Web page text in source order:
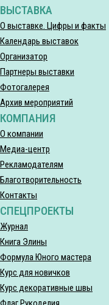
ВЫСТАВКА
О выставке. Цифры и факты
Календарь выставок
Организатор
Партнеры выставки
Фотогалерея
Архив мероприятий
КОМПАНИЯ
О компании
Медиа-центр
Рекламодателям
Благотворительность
Контакты
СПЕЦПРОЕКТЫ
Журнал
Книга Элины
Формула Юного мастера
Курс для новичков
Курс декоративные швы